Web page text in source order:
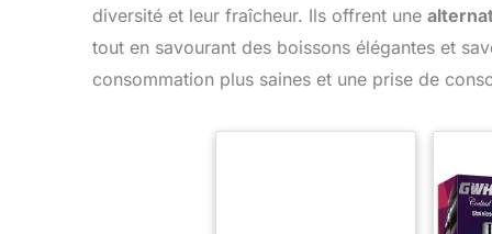
diversité et leur fraîcheur. Ils offrent une
tout en savourant des boissons élégantes et
consommation plus saines et une prise de